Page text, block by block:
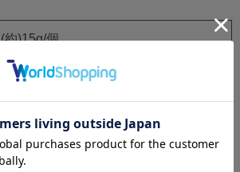
(約)15g/個
(約)140×235mm
(約)160g
日本